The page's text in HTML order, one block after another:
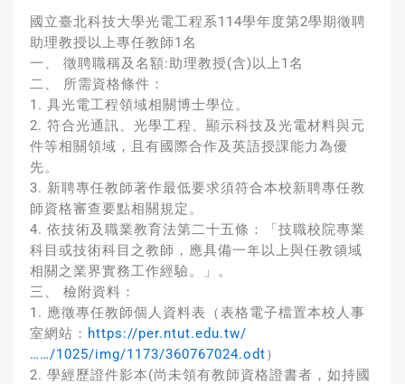
國立臺北科技大學光電工程系114學年度第2學期徵聘
助理教授以上專任教師1名
一、 徵聘職稱及名額:助理教授(含)以上1名
二、 所需資格條件：
1. 具光電工程領域相關博士學位。
2. 符合光通訊、光學工程、顯示科技及光電材料與元
件等相關領域，且有國際合作及英語授課能力為優
先。
3. 新聘專任教師著作最低要求須符合本校新聘專任教
師資格審查要點相關規定。
4. 依技術及職業教育法第二十五條：「技職校院專業
科目或技術科目之教師，應具備一年以上與任教領域
相關之業界實務工作經驗。」。
三、 檢附資料：
1. 應徵專任教師個人資料表（表格電子檔置本校人事
室網站： https://per.ntut.edu.tw/
……/1025/img/1173/360767024.odt）
2. 學經歷證件影本(尚未領有教師資格證書者，如持國